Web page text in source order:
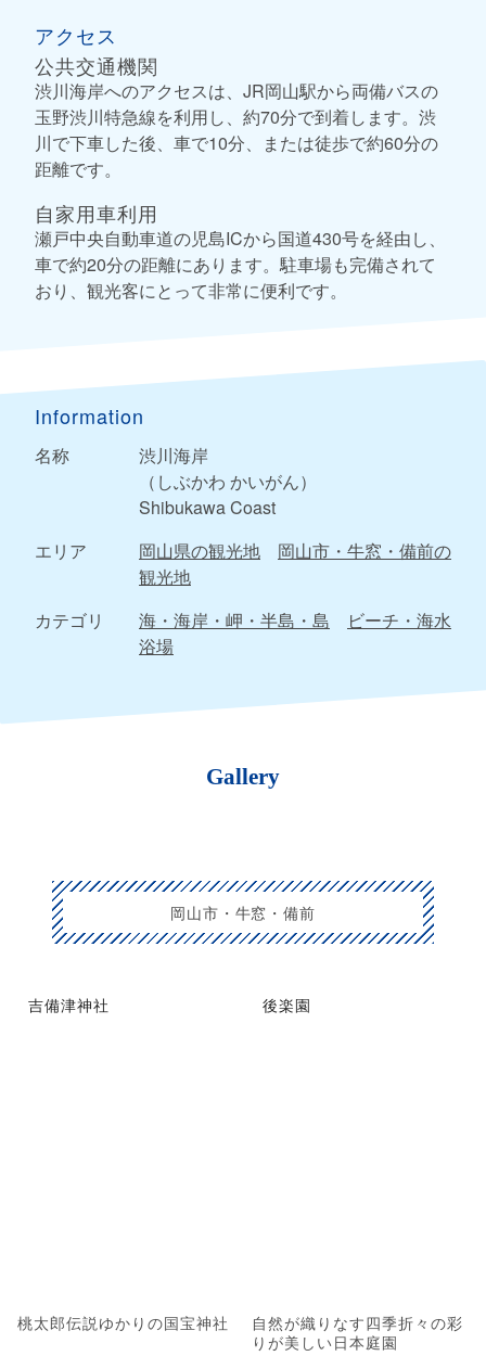
アクセス
公共交通機関
渋川海岸へのアクセスは、JR岡山駅から両備バスの
玉野渋川特急線を利用し、約70分で到着します。渋
川で下車した後、車で10分、または徒歩で約60分の
距離です。
自家用車利用
瀬戸中央自動車道の児島ICから国道430号を経由し、
車で約20分の距離にあります。駐車場も完備されて
おり、観光客にとって非常に便利です。
Information
名称
渋川海岸
（しぶかわ かいがん）
Shibukawa Coast
エリア
岡山県の観光地
岡山市・牛窓・備前の
観光地
カテゴリ
海・海岸・岬・半島・島
ビーチ・海水
浴場
Gallery
岡山市・牛窓・備前
吉備津神社
桃太郎伝説ゆかりの国宝神社
後楽園
自然が織りなす四季折々の彩
りが美しい日本庭園